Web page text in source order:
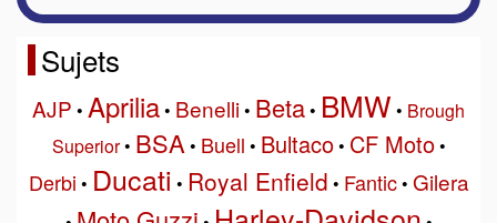
Sujets
AJP • Aprilia• Benelli• Beta• BMW • Brough
Superior• BSA• Buell • Bultaco• CF Moto•
Derbi • Ducati • Royal Enfield • Fantic• Gilera